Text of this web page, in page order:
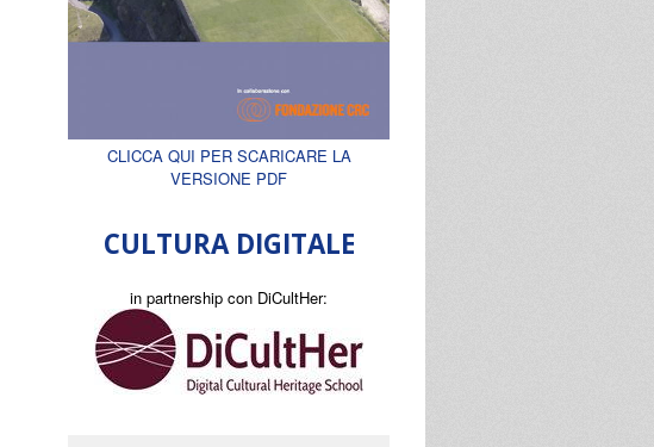
CLICCA QUI PER SCARICARE LA
VERSIONE PDF
CULTURA DIGITALE
in partnership con DiCultHer: